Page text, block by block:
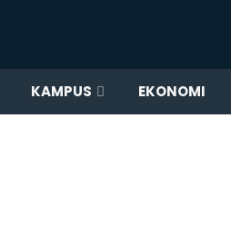
KAMPUS EKONOMI